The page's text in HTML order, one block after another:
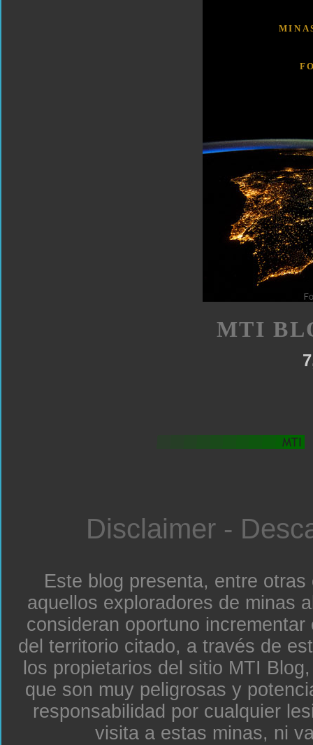
MTI
Disclaimer -
Este blog presenta, entre
aquellos exploradores de minas
consideran oportuno
del territorio citado, a través de
los propietarios del sitio MTI
que son muy peligrosas y
responsabilidad por cualquier
visita a estas minas, ni